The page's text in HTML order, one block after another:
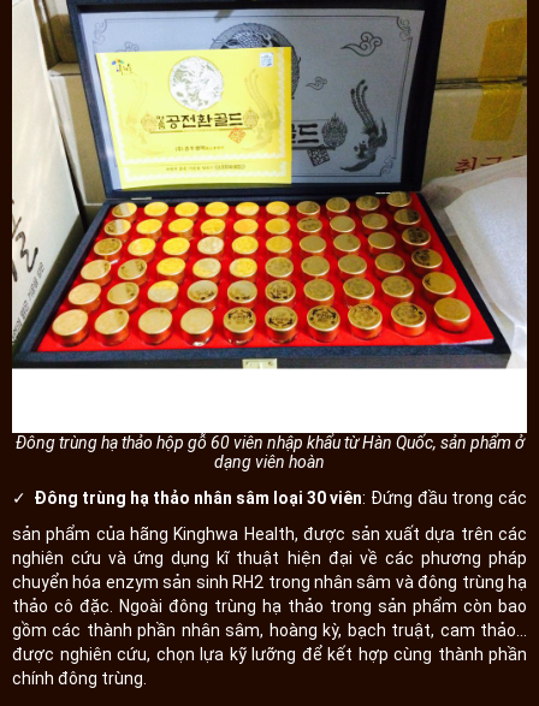
Đông trùng hạ thảo hộp gỗ 60 viên nhập khẩu từ Hàn Quốc, sản phẩm ở
dạng viên hoàn
✓ Đông trùng hạ thảo nhân sâm loại 30 viên: Đứng đầu trong các
sản phẩm của hãng Kinghwa Health, được sản xuất dựa trên các
nghiên cứu và ứng dụng kĩ thuật hiện đại về các phương pháp
chuyển hóa enzym sản sinh RH2 trong nhân sâm và đông trùng hạ
thảo cô đặc. Ngoài đông trùng hạ thảo trong sản phẩm còn bao
gồm các thành phần nhân sâm, hoàng kỳ, bạch truật, cam thảo...
được nghiên cứu, chọn lựa kỹ lưỡng để kết hợp cùng thành phần
chính đông trùng.